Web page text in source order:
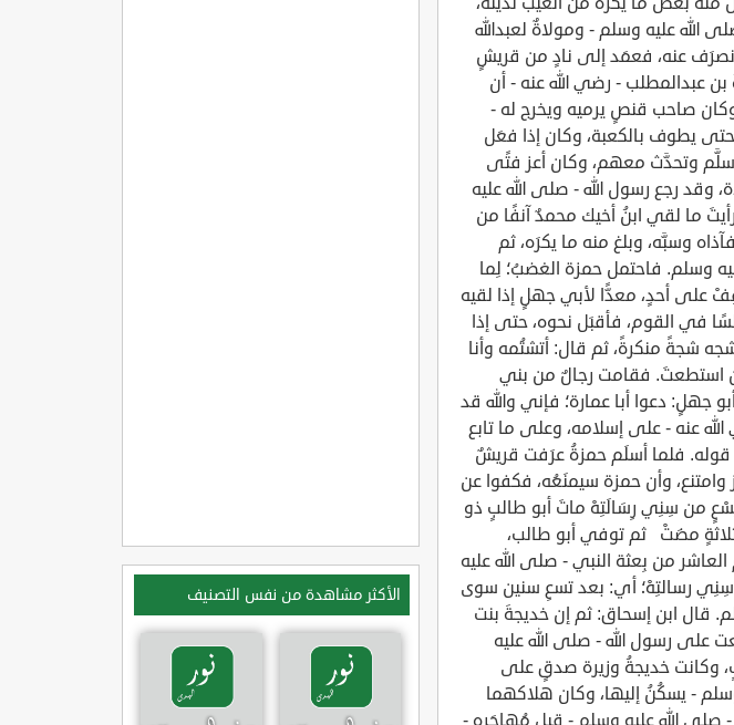
الأكثر مشاهدة من نفس التصنيف